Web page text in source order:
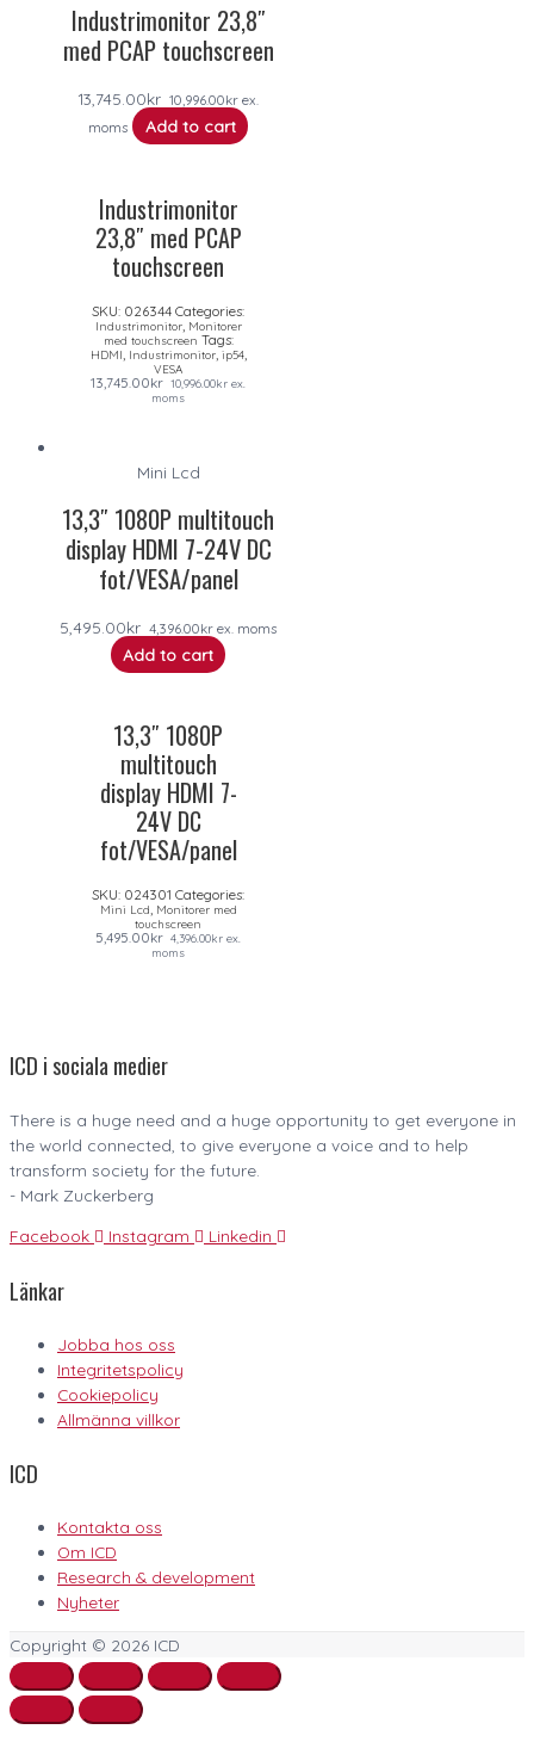
Industrimonitor 23,8″
med PCAP touchscreen
13,745.00kr 10,996.00kr ex.
moms
Add to cart
Industrimonitor
23,8″ med PCAP
touchscreen
SKU: 026344 Categories:
Industrimonitor, Monitorer
med touchscreen Tags:
HDMI Industrimonitor, ip54,
VESA
13,745.00kr 10,996.00kr ex.
moms
Mini Lcd
13,3″ 1080P multitouch
display HDMI 7-24V DC
fot/VESA/panel
5,495.00kr 4,396.00kr ex. moms
Add to cart
13,3″ 1080P
multitouch
display HDMI 7-
24V DC
fot/VESA/panel
SKU: 024301 Categories:
Mini Lcd Monitorer med
touchscreen
5,495.00kr 4,396.00kr ex.
moms
ICD i sociala medier
There is a huge need and a huge opportunity to get everyone in
the world connected, to give everyone a voice and to help
transform society for the future.
- Mark Zuckerberg
Facebook Instagram Linkedin
Länkar
Jobba hos oss
Integritetspolicy
Cookiepolicy
Allmänna villkor
ICD
Kontakta oss
Om ICD
Research & development
Nyheter
Copyright © 2026 ICD